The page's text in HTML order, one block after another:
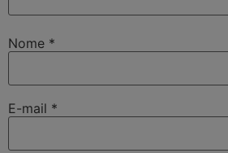
Nome *
E-mail *